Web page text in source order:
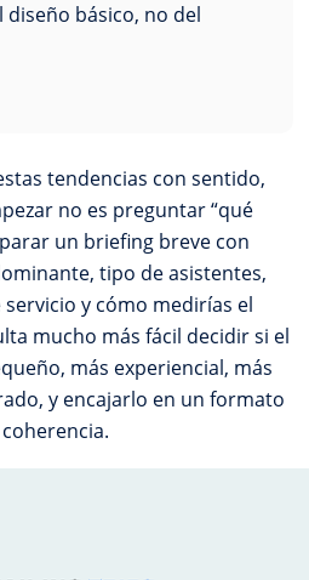
básico, no del
tendencias con sentido,
no es preguntar “qué
un briefing breve con
tipo de asistentes,
y cómo medirías el
mucho más fácil decidir si el
más experiencial, más
y encajarlo en un formato